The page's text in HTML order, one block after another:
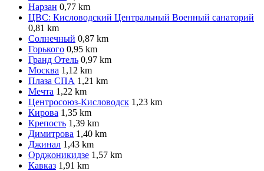
Нарзан 0,77 km
ЦВС: Кисловодский Центральный Военный санаторий
0,81 km
Солнечный 0,87 km
Горького 0,95 km
Гранд Отель 0,97 km
Москва 1,12 km
Плаза СПА 1,21 km
Мечта 1,22 km
Центросоюз-Кисловодск 1,23 km
Кирова 1,35 km
Крепость 1,39 km
Димитрова 1,40 km
Джинал 1,43 km
Орджоникидзе 1,57 km
Кавказ 1,91 km